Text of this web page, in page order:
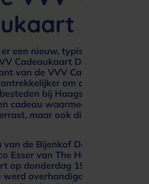
een nieuw, typisch Haags
Cadeaukaart Den Haag. Met
van de VVV Cadeaukaart
om de
bij Haagse
cadeau waarmee je niet
maar ook direct de stad
de Bijenkof Den Haag nam
Esser van The Hague &
op donderdag 19 februari in
overhandigd door Eefke